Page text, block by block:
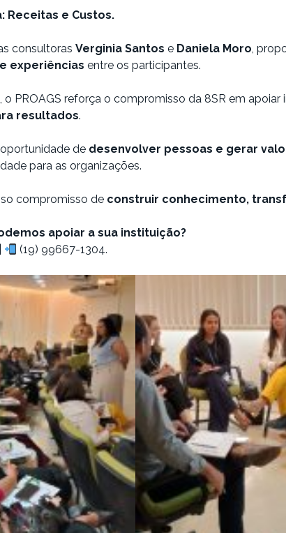
Receitas e Custos.
consultoras Verginia Santos e Daniela Moro,
experiências entre os participantes.
o PROAGS reforça o compromisso da 8SR em
resultados.
de desenvolver pessoas e gerar
para as organizações.
compromisso de construir conhecimento,
apoiar a sua instituição?
(19) 99667-1304.